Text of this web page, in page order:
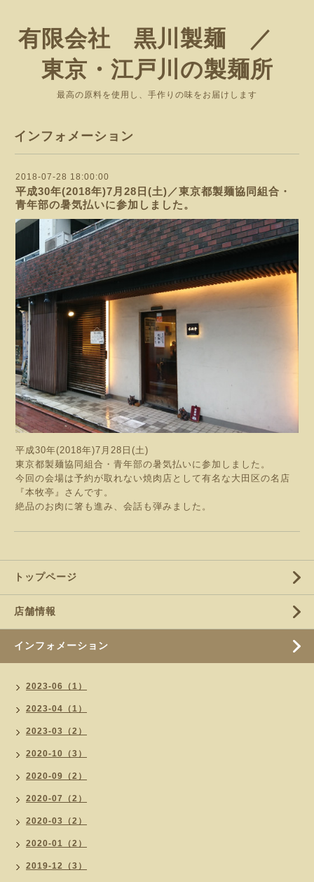
有限会社 黒川製麺 ／
東京・江戸川の製麺所
最高の原料を使用し、手作りの味をお届けします
インフォメーション
2018-07-28 18:00:00
平成30年(2018年)7月28日(土)／東京都製麺協同組合・
青年部の暑気払いに参加しました。
平成30年(2018年)7月28日(土)
東京都製麺協同組合・青年部の暑気払いに参加しました。
今回の会場は予約が取れない焼肉店として有名な大田区の名店
『本牧亭』さんです。
絶品のお肉に箸も進み、会話も弾みました。
トップページ
店舗情報
インフォメーション
2023-06（1）
2023-04（1）
2023-03（2）
2020-10（3）
2020-09（2）
2020-07（2）
2020-03（2）
2020-01（2）
2019-12（3）